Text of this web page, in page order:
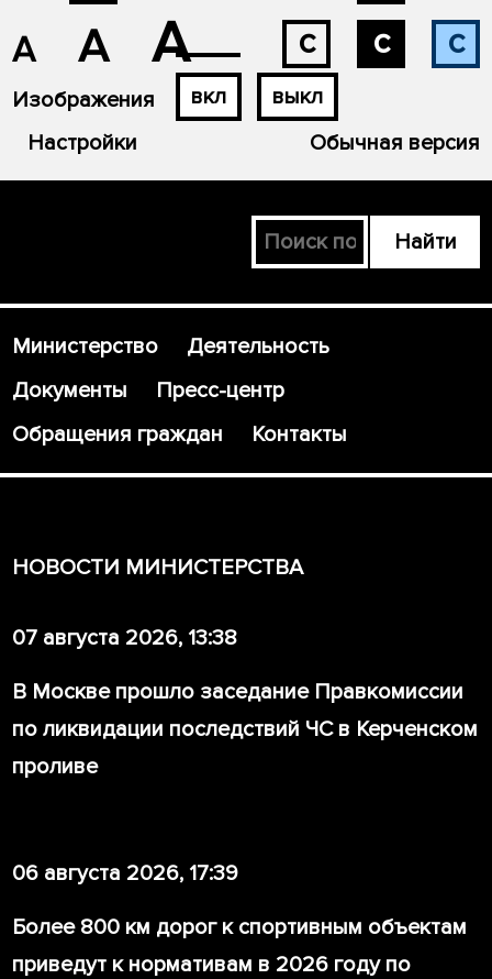
А А А с с с
Изображения вкл
выкл
Настройки
Обычная версия
Министерство
Деятельность
Документы
Пресс-центр
Обращения граждан
Контакты
НОВОСТИ МИНИСТЕРСТВА
07 августа 2026, 13:38
В Москве прошло заседание Правкомиссии
по ликвидации последствий ЧС в Керченском
проливе
06 августа 2026, 17:39
Более 800 км дорог к спортивным объектам
приведут к нормативам в 2026 году по